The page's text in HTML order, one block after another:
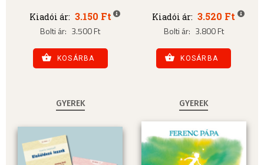
Kiadói ár: 3.150 Ft
Bolti ár: 3.500 Ft
KOSÁRBA
Kiadói ár: 3.520 Ft
Bolti ár: 3.800 Ft
KOSÁRBA
GYEREK GYEREK